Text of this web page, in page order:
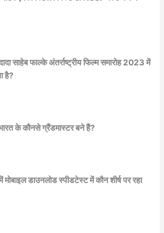
साहेब फाल्के अंतर्राष्ट्रीय फिल्म समारोह 2023 में
है?
के कौनसे ग्रैंडमास्टर बने हैं?
डाउनलोड स्पीडटेस्ट में कौन शीर्ष पर रहा